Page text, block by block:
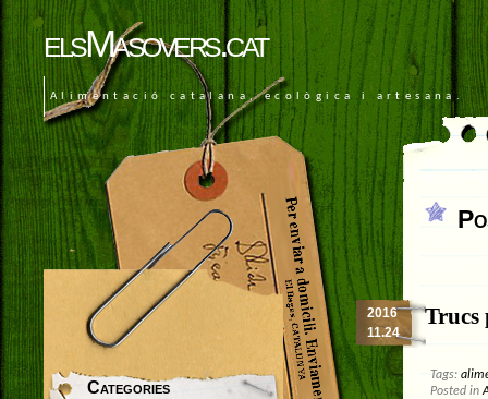
elsMasovers.cat
Alimentació catalana, ecològica i artesana.
Trucs
2016
11.24
Tags:
Posted in
Categories